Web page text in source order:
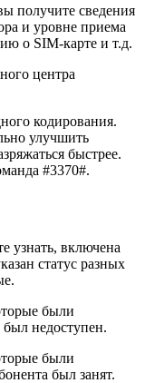
получите сведения
и уровне приема
о SIM-карте и т.д.
центра
кодирования.
улучшить
быстрее.
#3370#.
узнать, включена
статус разных
были
был недоступен.
были
был занят.